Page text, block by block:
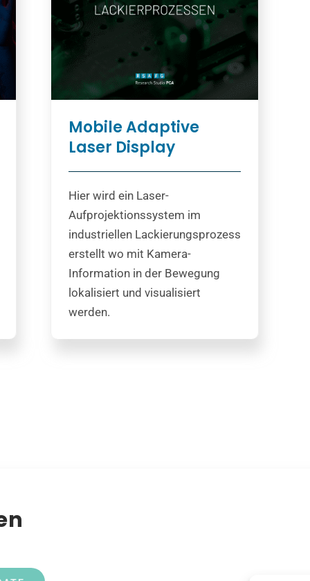
Mobile Adaptive
Laser Display
Hier wird ein Laser-
Aufprojektionssystem im
industriellen Lackierungsprozess
erstellt wo mit Kamera-
Information in der Bewegung
lokalisiert und visualisiert
werden.